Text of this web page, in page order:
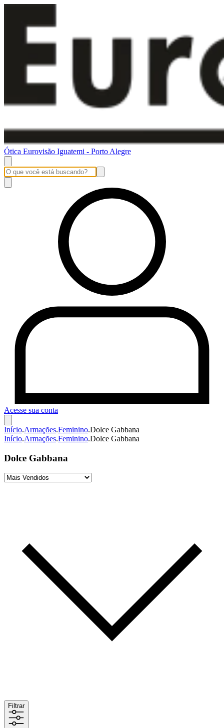
Ótica Eurovisão Iguatemi - Porto Alegre
Acesse sua conta
Início.Armações.Feminino.Dolce Gabbana
Início.Armações.Feminino.Dolce Gabbana
Dolce Gabbana
Filtrar